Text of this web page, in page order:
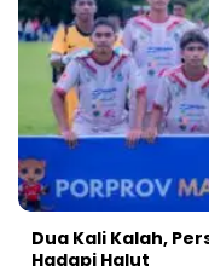
Dua Kali Kalah,
Hadapi Halut